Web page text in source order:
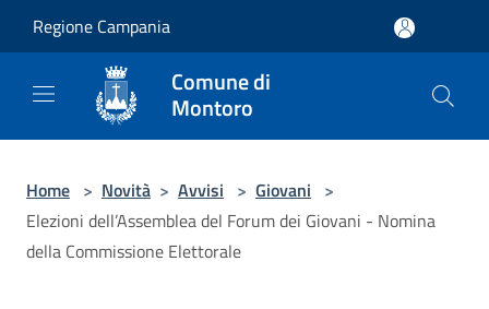
Regione Campania
Comune di
Montoro
Home > Novità > Avvisi > Giovani >
Elezioni dell’Assemblea del Forum dei Giovani - Nomina
della Commissione Elettorale